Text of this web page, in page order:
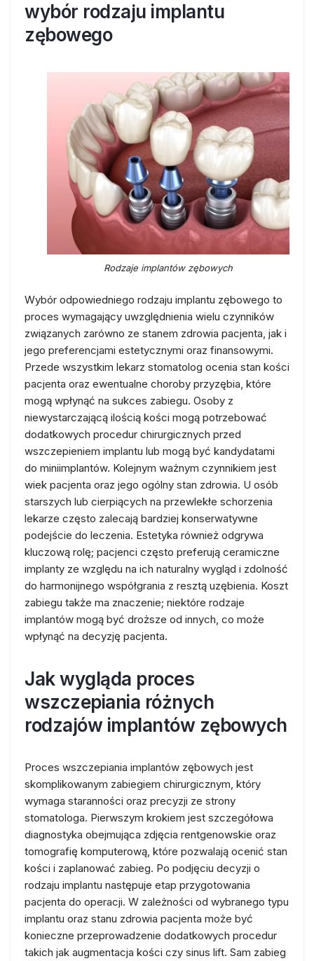
wybór rodzaju implantu
zębowego
Rodzaje implantów zębowych
Wybór odpowiedniego rodzaju implantu zębowego to
proces wymagający uwzględnienia wielu czynników
związanych zarówno ze stanem zdrowia pacjenta, jak i
jego preferencjami estetycznymi oraz finansowymi.
Przede wszystkim lekarz stomatolog ocenia stan kości
pacjenta oraz ewentualne choroby przyzębia, które
mogą wpłynąć na sukces zabiegu. Osoby z
niewystarczającą ilością kości mogą potrzebować
dodatkowych procedur chirurgicznych przed
wszczepieniem implantu lub mogą być kandydatami
do miniimplantów. Kolejnym ważnym czynnikiem jest
wiek pacjenta oraz jego ogólny stan zdrowia. U osób
starszych lub cierpiących na przewlekłe schorzenia
lekarze często zalecają bardziej konserwatywne
podejście do leczenia. Estetyka również odgrywa
kluczową rolę; pacjenci często preferują ceramiczne
implanty ze względu na ich naturalny wygląd i zdolność
do harmonijnego współgrania z resztą uzębienia. Koszt
zabiegu także ma znaczenie; niektóre rodzaje
implantów mogą być droższe od innych, co może
wpłynąć na decyzję pacjenta.
Jak wygląda proces
wszczepiania różnych
rodzajów implantów zębowych
Proces wszczepiania implantów zębowych jest
skomplikowanym zabiegiem chirurgicznym, który
wymaga staranności oraz precyzji ze strony
stomatologa. Pierwszym krokiem jest szczegółowa
diagnostyka obejmująca zdjęcia rentgenowskie oraz
tomografię komputerową, które pozwalają ocenić stan
kości i zaplanować zabieg. Po podjęciu decyzji o
rodzaju implantu następuje etap przygotowania
pacjenta do operacji. W zależności od wybranego typu
implantu oraz stanu zdrowia pacjenta może być
konieczne przeprowadzenie dodatkowych procedur
takich jak augmentacja kości czy sinus lift. Sam zabieg